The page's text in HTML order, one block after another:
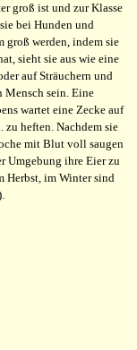
groß ist und zur Klasse
bei Hunden und
groß werden, indem sie
sieht sie aus wie eine
auf Sträuchern und
Mensch sein. Eine
wartet eine Zecke auf
zu heften. Nachdem sie
mit Blut voll saugen
Umgebung ihre Eier zu
Herbst, im Winter sind